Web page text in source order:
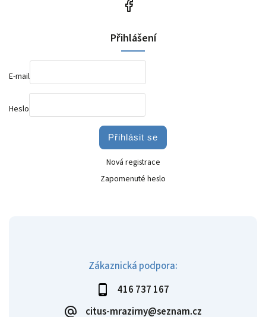
Zákaznická podpora:
416 737 167
citus-mrazirny@seznam.cz
Přihlášení
E-mail
Heslo
Přihlásit se
Nová registrace
Zapomenuté heslo